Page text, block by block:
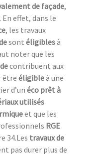
de façade,
effet, dans le
, les travaux
sont éligiblesà
noter que les
contribuent aux
être éligibleà une
d’un éco prêt à
utilisés
et que les
RGE
34.Les travaux de
pas durer plus de